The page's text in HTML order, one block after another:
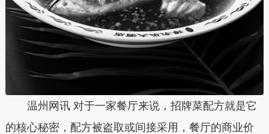
温州网讯 对于一家餐厅来说，招牌菜配方就是它
的核心秘密，配方被盗取或间接采用，餐厅的商业价